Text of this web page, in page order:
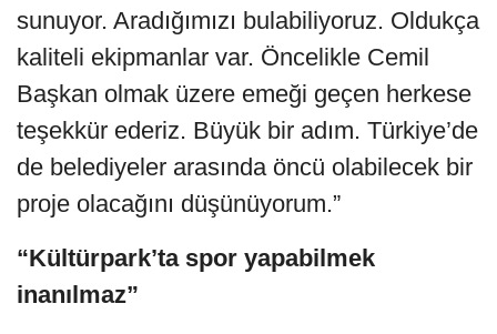
sunuyor. Aradığımızı bulabiliyoruz. Oldukça
kaliteli ekipmanlar var. Öncelikle Cemil
Başkan olmak üzere emeği geçen herkese
teşekkür ederiz. Büyük bir adım. Türkiye’de
de belediyeler arasında öncü olabilecek bir
proje olacağını düşünüyorum.”
“Kültürpark’ta spor yapabilmek
inanılmaz”